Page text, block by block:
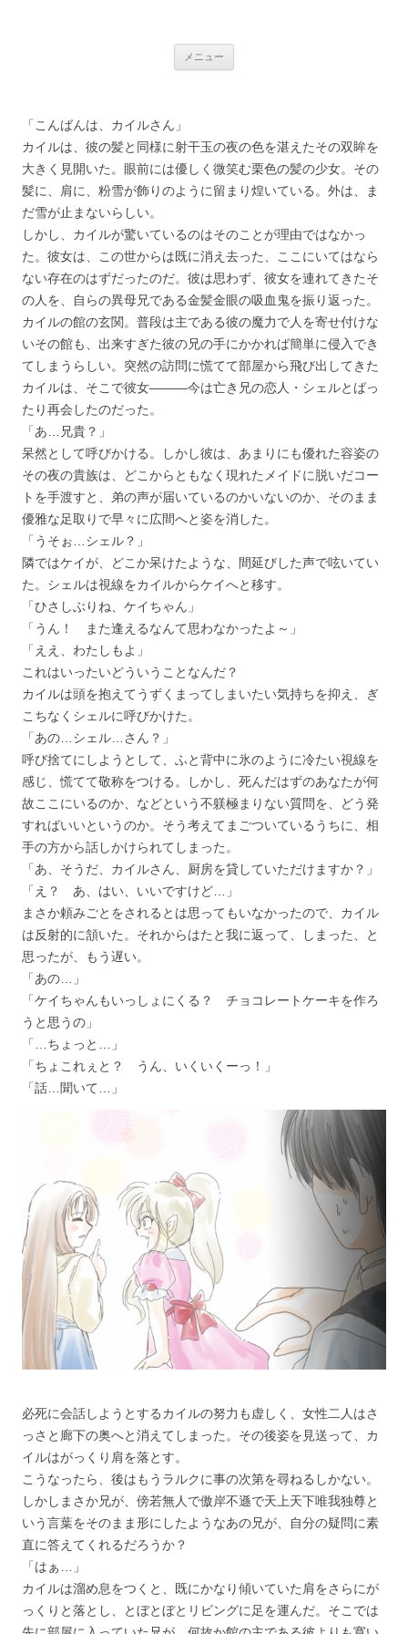
メニュー
キ
ッ
プ
「こんばんは、カイルさん」
カイルは、彼の髪と同様に射干玉の夜の色を湛えたその双眸を
大きく見開いた。眼前には優しく微笑む栗色の髪の少女。その
髪に、肩に、粉雪が飾りのように留まり煌いている。外は、ま
だ雪が止まないらしい。
しかし、カイルが驚いているのはそのことが理由ではなかっ
た。彼女は、この世からは既に消え去った、ここにいてはなら
ない存在のはずだったのだ。彼は思わず、彼女を連れてきたそ
の人を、自らの異母兄である金髪金眼の吸血鬼を振り返った。
カイルの館の玄関。普段は主である彼の魔力で人を寄せ付けな
いその館も、出来すぎた彼の兄の手にかかれば簡単に侵入でき
てしまうらしい。突然の訪問に慌てて部屋から飛び出してきた
カイルは、そこで彼女―――今は亡き兄の恋人・シェルとばっ
たり再会したのだった。
「あ…兄貴？」
呆然として呼びかける。しかし彼は、あまりにも優れた容姿の
その夜の貴族は、どこからともなく現れたメイドに脱いだコー
トを手渡すと、弟の声が届いているのかいないのか、そのまま
優雅な足取りで早々に広間へと姿を消した。
「うそぉ…シェル？」
隣ではケイが、どこか呆けたような、間延びした声で呟いてい
た。シェルは視線をカイルからケイへと移す。
「ひさしぶりね、ケイちゃん」
「うん！ また逢えるなんて思わなかったよ～」
「ええ、わたしもよ」
これはいったいどういうことなんだ？
カイルは頭を抱えてうずくまってしまいたい気持ちを抑え、ぎ
こちなくシェルに呼びかけた。
「あの…シェル…さん？」
呼び捨てにしようとして、ふと背中に氷のように冷たい視線を
感じ、慌てて敬称をつける。しかし、死んだはずのあなたが何
故ここにいるのか、などという不躾極まりない質問を、どう発
すればいいというのか。そう考えてまごついているうちに、相
手の方から話しかけられてしまった。
「あ、そうだ、カイルさん、厨房を貸していただけますか？」
「え？ あ、はい、いいですけど…」
まさか頼みごとをされるとは思ってもいなかったので、カイル
は反射的に頷いた。それからはたと我に返って、しまった、と
思ったが、もう遅い。
「あの…」
「ケイちゃんもいっしょにくる？ チョコレートケーキを作ろ
うと思うの」
「…ちょっと…」
「ちょこれぇと？ うん、いくいくーっ！」
「話…聞いて…」
必死に会話しようとするカイルの努力も虚しく、女性二人はさ
っさと廊下の奥へと消えてしまった。その後姿を見送って、カ
イルはがっくり肩を落とす。
こうなったら、後はもうラルクに事の次第を尋ねるしかない。
しかしまさか兄が、傍若無人で傲岸不遜で天上天下唯我独尊と
いう言葉をそのまま形にしたようなあの兄が、自分の疑問に素
直に答えてくれるだろうか？
「はぁ…」
カイルは溜め息をつくと、既にかなり傾いていた肩をさらにが
っくりと落とし、とぼとぼとリビングに足を運んだ。そこでは